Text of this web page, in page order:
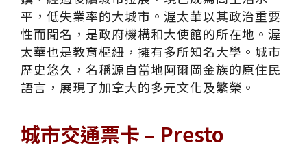
平，低失業率的大城市。渥太華以其政治重要
性而聞名，是政府機構和大使館的所在地。渥
太華也是教育樞紐，擁有多所知名大學。城市
歷史悠久，名稱源自當地阿爾岡金族的原住民
語言，展現了加拿大的多元文化及繁榮。
城市交通票卡 – Presto